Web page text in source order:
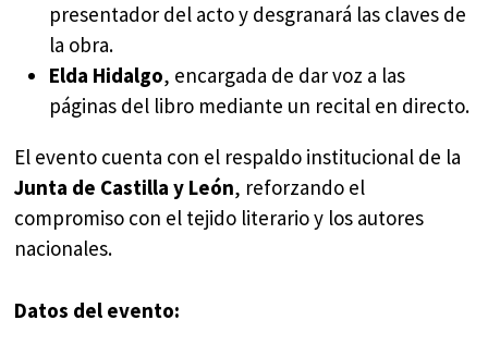
presentador del acto y desgranará las claves de
la obra.
Elda Hidalgo, encargada de dar voz a las
páginas del libro mediante un recital en directo.
El evento cuenta con el respaldo institucional de la
Junta de Castilla y León, reforzando el
compromiso con el tejido literario y los autores
nacionales.
Datos del evento: